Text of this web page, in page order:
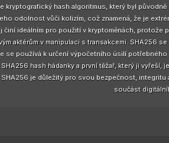
kryptografický hash algoritmus, který byl
odolnost vůči kolizím, což znamená, že je
činí ideálním pro použití v kryptoměnách,
aktérům v manipulaci s transakcemi. SHA256
se používá k určení výpočetního úsilí
hash hádanky a první těžař, který ji vyřeší,
je důležitý pro svou bezpečnost,
součást